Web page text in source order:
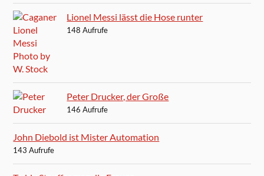
Lionel Messi lässt die Hose runter
148 Aufrufe
Peter Drucker, der Große
146 Aufrufe
John Diebold ist Mister Automation
143 Aufrufe